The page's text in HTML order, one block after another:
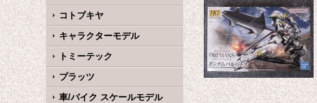
コトブキヤ
キャラクターモデル
トミーテック
プラッツ
車/バイク スケールモデル